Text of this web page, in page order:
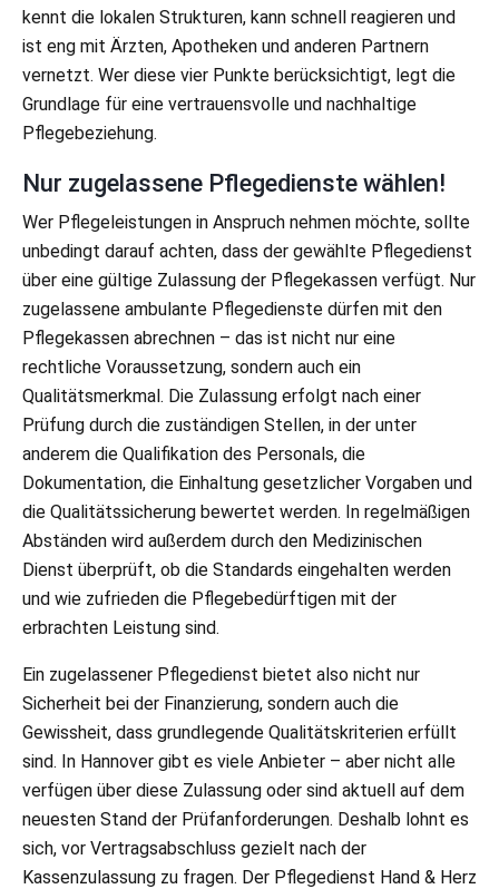
kennt die lokalen Strukturen, kann schnell reagieren und
ist eng mit Ärzten, Apotheken und anderen Partnern
vernetzt. Wer diese vier Punkte berücksichtigt, legt die
Grundlage für eine vertrauensvolle und nachhaltige
Pflegebeziehung.
Nur zugelassene Pflegedienste wählen!
Wer Pflegeleistungen in Anspruch nehmen möchte, sollte
unbedingt darauf achten, dass der gewählte Pflegedienst
über eine gültige Zulassung der Pflegekassen verfügt. Nur
zugelassene ambulante Pflegedienste dürfen mit den
Pflegekassen abrechnen – das ist nicht nur eine
rechtliche Voraussetzung, sondern auch ein
Qualitätsmerkmal. Die Zulassung erfolgt nach einer
Prüfung durch die zuständigen Stellen, in der unter
anderem die Qualifikation des Personals, die
Dokumentation, die Einhaltung gesetzlicher Vorgaben und
die Qualitätssicherung bewertet werden. In regelmäßigen
Abständen wird außerdem durch den Medizinischen
Dienst überprüft, ob die Standards eingehalten werden
und wie zufrieden die Pflegebedürftigen mit der
erbrachten Leistung sind.
Ein zugelassener Pflegedienst bietet also nicht nur
Sicherheit bei der Finanzierung, sondern auch die
Gewissheit, dass grundlegende Qualitätskriterien erfüllt
sind. In Hannover gibt es viele Anbieter – aber nicht alle
verfügen über diese Zulassung oder sind aktuell auf dem
neuesten Stand der Prüfanforderungen. Deshalb lohnt es
sich, vor Vertragsabschluss gezielt nach der
Kassenzulassung zu fragen. Der Pflegedienst Hand & Herz